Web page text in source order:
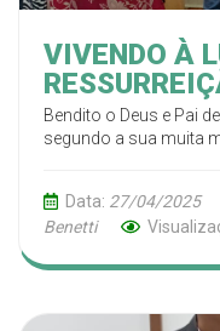
VIVENDO À
Bendito o Deus e Pai
segundo a sua muita
Data: 27/04/2025
Benetti